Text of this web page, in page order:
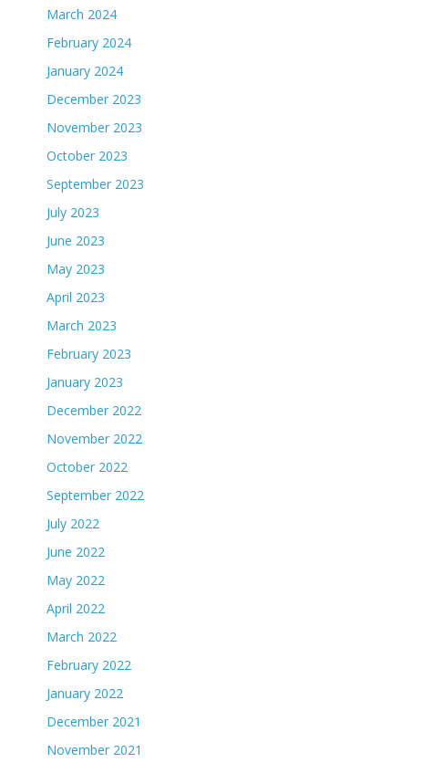
March 2024
February 2024
January 2024
December 2023
November 2023
October 2023
September 2023
July 2023
June 2023
May 2023
April 2023
March 2023
February 2023
January 2023
December 2022
November 2022
October 2022
September 2022
July 2022
June 2022
May 2022
April 2022
March 2022
February 2022
January 2022
December 2021
November 2021